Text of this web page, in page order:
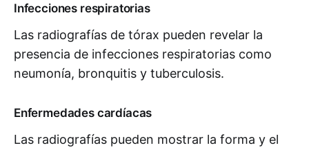
Infecciones respiratorias
Las radiografías de tórax pueden revelar la
presencia de infecciones respiratorias como
neumonía, bronquitis y tuberculosis.
Enfermedades cardíacas
Las radiografías pueden mostrar la forma y el